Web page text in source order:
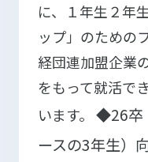
入学検討中の
皆さまへ
保護者の
に、１年生２年
ップ」のための
経団連加盟企業
をもって就活で
います。 ◆26卒
ースの3年生）